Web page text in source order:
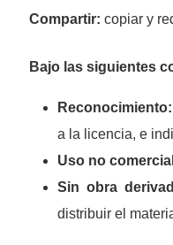
Compartir: copiar y
Bajo las siguientes
Reconocimiento:
a la licencia, e
Uso no
Sin obra
distribuir el